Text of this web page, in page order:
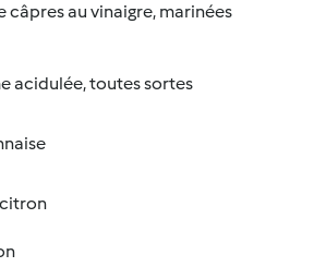
câpres au vinaigre, marinées
acidulée, toutes sortes
citron